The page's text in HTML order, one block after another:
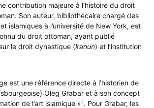
contribution majeure à l’histoire du droit
Son auteur, bibliothécaire chargé des
islamiques à l’université de New York, est
du droit ottoman, ayant publié
le droit dynastique (kanun) et l’institution
est une référence directe à l’historien de
Oleg Grabar et à son concept
de l’art islamique »1. Pour Grabar, les